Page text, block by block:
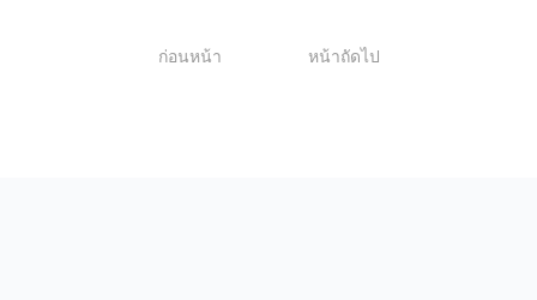
ก่อนหน้า หน้าถัดไป